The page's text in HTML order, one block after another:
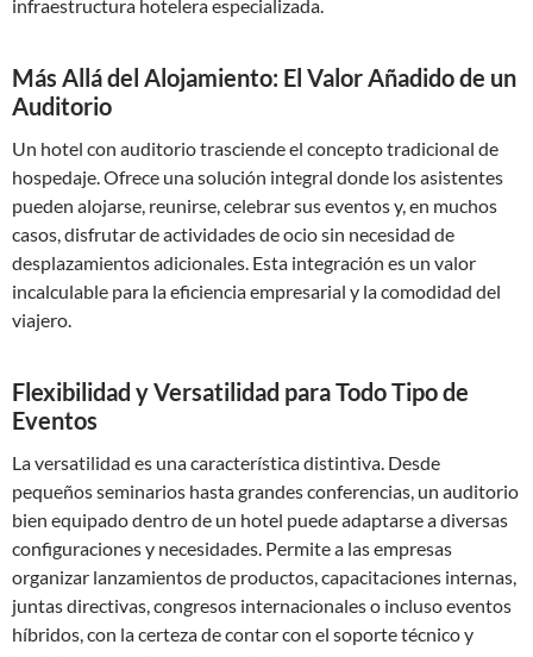
infraestructura hotelera especializada.
Más Allá del Alojamiento: El Valor Añadido de un
Auditorio
Un hotel con auditorio trasciende el concepto tradicional de
hospedaje. Ofrece una solución integral donde los asistentes
pueden alojarse, reunirse, celebrar sus eventos y, en muchos
casos, disfrutar de actividades de ocio sin necesidad de
desplazamientos adicionales. Esta integración es un valor
incalculable para la eficiencia empresarial y la comodidad del
viajero.
Flexibilidad y Versatilidad para Todo Tipo de
Eventos
La versatilidad es una característica distintiva. Desde
pequeños seminarios hasta grandes conferencias, un auditorio
bien equipado dentro de un hotel puede adaptarse a diversas
configuraciones y necesidades. Permite a las empresas
organizar lanzamientos de productos, capacitaciones internas,
juntas directivas, congresos internacionales o incluso eventos
híbridos, con la certeza de contar con el soporte técnico y